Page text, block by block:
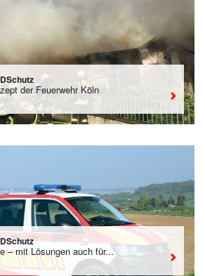
der Feuerwehr Köln
– mit Lösungen auch für...